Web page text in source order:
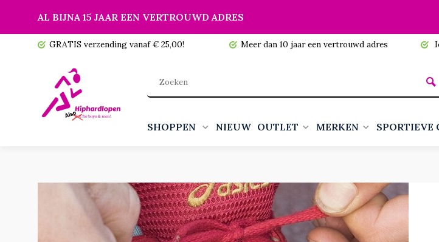
AL BIJNA 15 JAAR EEN VERTROUWD ADRES
GRATIS verzending vanaf € 25,00! Meer dan 10 jaar een vertrouwd adres
SHOPPEN NIEUW OUTLET MERKEN SPORTIEVE